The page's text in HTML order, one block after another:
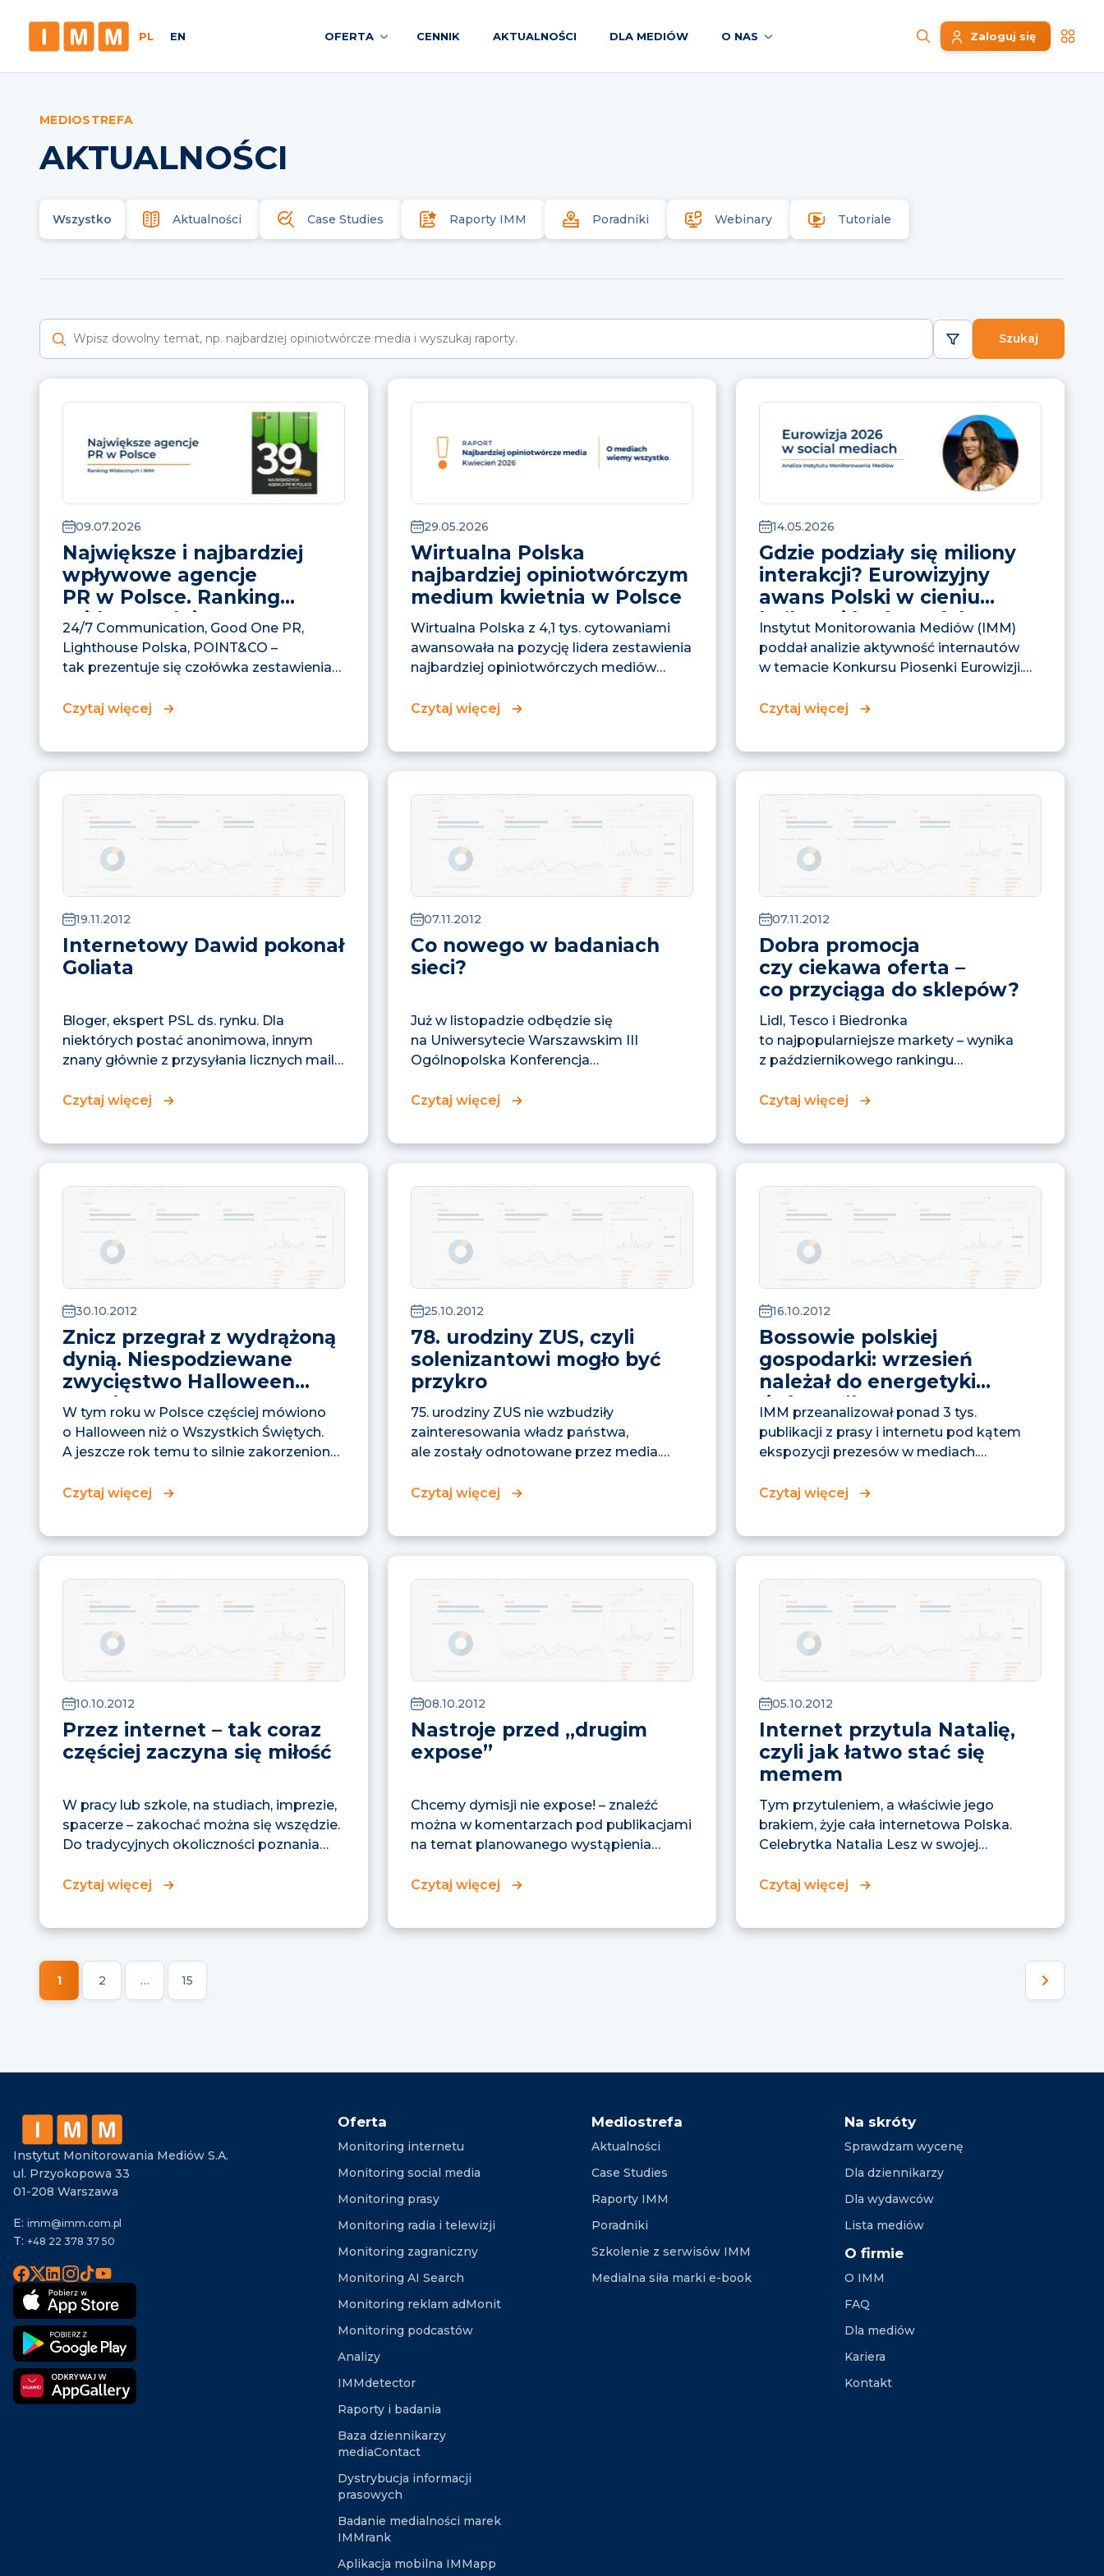
PL EN OFERTA CENNIK AKTUALNOŚCI DLA MEDIÓW O NAS Zaloguj się
MEDIOSTREFA
AKTUALNOŚCI
Wszystko Aktualności Case Studies Raporty IMM Poradniki Webinary Tutoriale
Wyszukaj raporty
Szukaj
09.07.2026
Największe i najbardziej
wpływowe agencje
PR w Polsce. Ranking
Widocznych i IMM
24/7 Communication, Good One PR,
Lighthouse Polska, POINT&CO –
tak prezentuje się czołówka zestawienia
Czytaj więcej
29.05.2026
Wirtualna Polska
najbardziej opiniotwórczym
medium kwietnia w Polsce
Wirtualna Polska z 4,1 tys. cytowaniami
awansowała na pozycję lidera zestawienia
najbardziej opiniotwórczych mediów
Czytaj więcej
14.05.2026
Gdzie podziały się miliony
interakcji? Eurowizyjny
awans Polski w cieniu
bojkotu i braku „efektu
Steczkowskiej”
Instytut Monitorowania Mediów (IMM)
poddał analizie aktywność internautów
w temacie Konkursu Piosenki Eurowizji.
Czytaj więcej
19.11.2012
Internetowy Dawid pokonał
Goliata
Bloger, ekspert PSL ds. rynku. Dla
niektórych postać anonimowa, innym
znany głównie z przysyłania licznych maili
Czytaj więcej
07.11.2012
Co nowego w badaniach
sieci?
Już w listopadzie odbędzie się
na Uniwersytecie Warszawskim III
Ogólnopolska Konferencja
ze specjalną całodniową sesją
Czytaj więcej
07.11.2012
Dobra promocja
czy ciekawa oferta –
co przyciąga do sklepów?
Lidl, Tesco i Biedronka
to najpopularniejsze markety – wynika
z październikowego rankingu
internautów, który przeprowadzamy
Czytaj więcej
30.10.2012
Znicz przegrał z wydrążoną
dynią. Niespodziewane
zwycięstwo Halloween
w Polsce.
W tym roku w Polsce częściej mówiono
o Halloween niż o Wszystkich Świętych.
A jeszcze rok temu to silnie zakorzenione
Czytaj więcej
25.10.2012
78. urodziny ZUS, czyli
solenizantowi mogło być
przykro
75. urodziny ZUS nie wzbudziły
zainteresowania władz państwa,
ale zostały odnotowane przez media.
nie wzbudziła...
Czytaj więcej
16.10.2012
Bossowie polskiej
gospodarki: wrzesień
należał do energetyki
[infografika]
IMM przeanalizował ponad 3 tys.
publikacji z prasy i internetu pod kątem
ekspozycji prezesów w mediach.
Czytaj więcej
10.10.2012
Przez internet – tak coraz
częściej zaczyna się miłość
W pracy lub szkole, na studiach, imprezie,
spacerze – zakochać można się wszędzie.
Do tradycyjnych okoliczności poznania
Czytaj więcej
08.10.2012
Nastroje przed „drugim
expose”
Chcemy dymisji nie expose! – znaleźć
można w komentarzach pod publikacjami
na temat planowanego wystąpienia
komentujący...
Czytaj więcej
05.10.2012
Internet przytula Natalię,
czyli jak łatwo stać się
memem
Tym przytuleniem, a właściwie jego
brakiem, żyje cała internetowa Polska.
Celebrytka Natalia Lesz w swojej
Czytaj więcej
1 2 … 15
Instytut Monitorowania Mediów S.A.
ul. Przyokopowa 33
01-208 Warszawa
E: imm@imm.com.pl
T: +48 22 378 37 50
Oferta
Monitoring internetu
Monitoring social media
Monitoring prasy
Monitoring radia i telewizji
Monitoring zagraniczny
Monitoring AI Search
Monitoring reklam adMonit
Monitoring podcastów
Analizy
IMMdetector
Raporty i badania
Baza dziennikarzy
mediaContact
Dystrybucja informacji
prasowych
Badanie medialności marek
IMMrank
Aplikacja mobilna IMMapp
Mediostrefa
Aktualności
Case Studies
Raporty IMM
Poradniki
Szkolenie z serwisów IMM
Medialna siła marki e-book
Na skróty
Sprawdzam wycenę
Dla dziennikarzy
Dla wydawców
Lista mediów
O firmie
O IMM
FAQ
Dla mediów
Kariera
Kontakt